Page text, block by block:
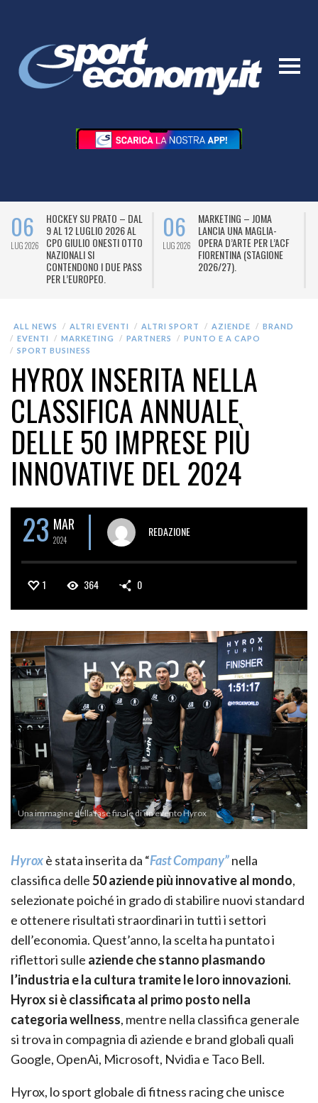
06
LUG 2026
HOCKEY SU PRATO – DAL
9 AL 12 LUGLIO 2026 AL
CPO GIULIO ONESTI OTTO
NAZIONALI SI
CONTENDONO I DUE PASS
PER L’EUROPEO.
06
LUG 2026
MARKETING – JOMA
LANCIA UNA MAGLIA-
OPERA D’ARTE PER L’ACF
FIORENTINA (STAGIONE
2026/27).
ALL NEWS ALTRI EVENTI ALTRI SPORT AZIENDE
BRAND
EVENTI
MARKETING PARTNERS
PUNTO E A CAPO
SPORT BUSINESS
HYROX INSERITA NELLA
CLASSIFICA ANNUALE
DELLE 50 IMPRESE PIÙ
INNOVATIVE DEL 2024
23 MAR
2024
REDAZIONE
1 364 0
Una immagine della fase finale di un evento Hyrox
Hyroxè stata inserita da “Fast Company”nella
classifica delle50 aziende più innovative al mondo,
selezionate poiché in grado di stabilire nuovi standard
e ottenere risultati straordinari in tutti i settori
dell’economia. Quest’anno, la scelta ha puntato i
riflettori sulle aziende che stanno plasmando
l’industria e la cultura tramite le loro innovazioni.
Hyrox si è classificata al primo posto nella
categoria wellness, mentre nella classifica generale
si trova in compagnia di aziende e brand globali quali
Google, OpenAi, Microsoft, Nvidia e Taco Bell.
Hyrox, lo sport globale di fitness racing che unisce